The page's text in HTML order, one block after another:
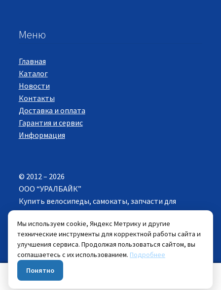
Меню
Главная
Каталог
Новости
Контакты
Доставка и оплата
Гарантия и сервис
Информация
© 2012 – 2026
ООО “УРАЛБАЙК”
Купить велосипеды, самокаты, запчасти для
велосипедов в Екатеринбурге. Все права
защищены.
Цены указанные на сайте действуют при
самовывозе велосипеда из розничных магазинов.
Мы используем cookie, Яндекс Метрику и другие
технические инструменты для корректной работы сайта и
улучшения сервиса. Продолжая пользоваться сайтом, вы
соглашаетесь с их использованием. Подробнее
Понятно